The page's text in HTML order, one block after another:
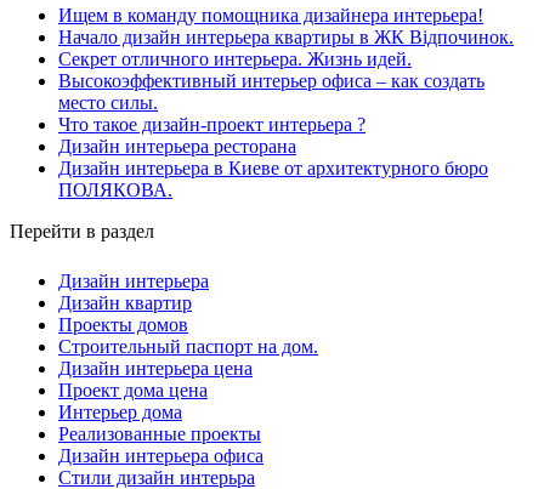
Ищем в команду помощника дизайнера интерьера!
Начало дизайн интерьера квартиры в ЖК Відпочинок.
Секрет отличного интерьера. Жизнь идей.
Высокоэффективный интерьер офиса – как создать
место силы.
Что такое дизайн-проект интерьера ?
Дизайн интерьера ресторана
Дизайн интерьера в Киеве от архитектурного бюро
ПОЛЯКОВА.
Перейти в раздел
Дизайн интерьера
Дизайн квартир
Проекты домов
Строительный паспорт на дом.
Дизайн интерьера цена
Проект дома цена
Интерьер дома
Реализованные проекты
Дизайн интерьера офиса
Cтили дизайн интерьра